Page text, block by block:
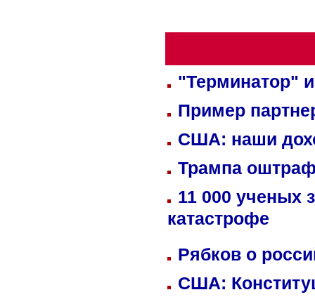
"Терминатор"
Пример
США: наши
Трампа
11 000 ученых
катастрофе
Рябков о
США: